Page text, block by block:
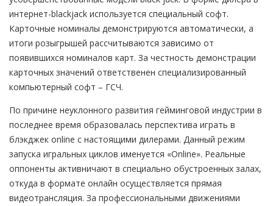
интернет-blackjack используется специальный софт.
Карточные номиналы демонстрируются автоматически, а
итоги розыгрышей рассчитываются зависимо от
появившихся номиналов карт. За честность демонстрации
карточных значений ответственен специализированный
компьютерный софт – ГСЧ.
По причине неуклонного развития гейминговой индустрии в
последнее время образовалась перспектива играть в
блэкджек online с настоящими дилерами. Данный режим
запуска игральных циклов именуется «Online». Реальные
оппоненты активничают в специально обустроенных залах,
откуда в формате онлайн осуществляется прямая
видеотрансляция. За профессиональными движениями